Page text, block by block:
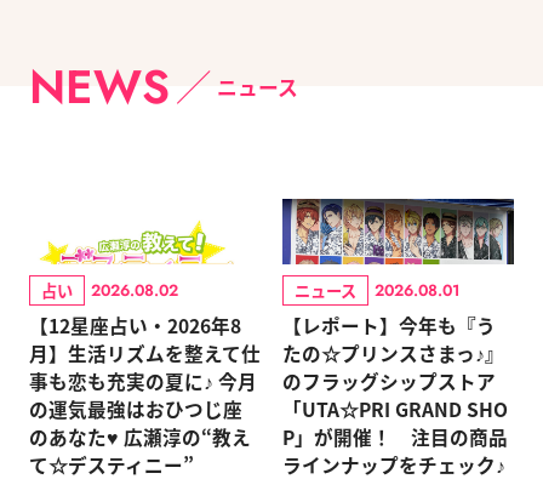
NEWS ニュース
占い 2026.08.02
【12星座占い・2026年8
月】生活リズムを整えて仕
事も恋も充実の夏に♪ 今月
の運気最強はおひつじ座
のあなた♥ 広瀬淳の“教え
て☆デスティニー”
ニュース 2026.08.01
【レポート】今年も『う
たの☆プリンスさまっ♪』
のフラッグシップストア
「UTA☆PRI GRAND SHO
P」が開催！ 注目の商品
ラインナップをチェック♪